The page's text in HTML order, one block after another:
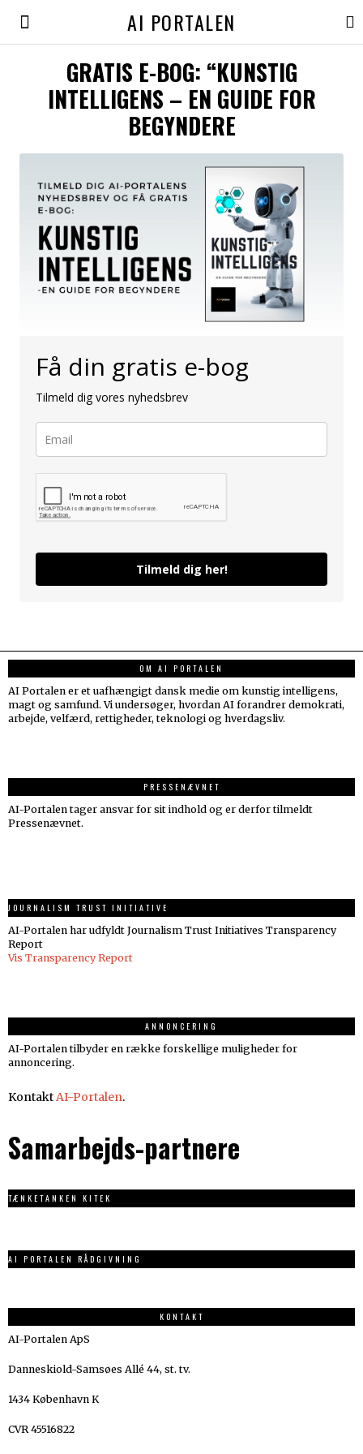
AI PORTALEN
GRATIS E-BOG: “KUNSTIG
INTELLIGENS – EN GUIDE FOR
BEGYNDERE
Få din gratis e-bog
Tilmeld dig vores nyhedsbrev
Tilmeld dig her!
OM AI PORTALEN
AI Portalen er et uafhængigt dansk medie om kunstig intelligens,
magt og samfund. Vi undersøger, hvordan AI forandrer demokrati,
arbejde, velfærd, rettigheder, teknologi og hverdagsliv.
PRESSENÆVNET
AI-Portalen tager ansvar for sit indhold og er derfor tilmeldt
Pressenævnet.
JOURNALISM TRUST INITIATIVE
AI-Portalen har udfyldt Journalism Trust Initiatives Transparency
Report
Vis Transparency Report
ANNONCERING
AI-Portalen tilbyder en række forskellige muligheder for
annoncering.
KontaktAI-Portalen.
Samarbejds-partnere
TÆNKETANKEN KITEK
AI PORTALEN RÅDGIVNING
KONTAKT
AI-Portalen ApS
Danneskiold-Samsøes Allé 44, st. tv.
1434 København K
CVR 45516822